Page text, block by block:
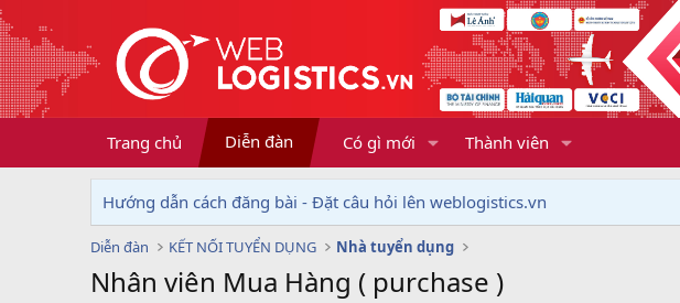
Trang chủ Diễn đàn Có gì mới Thành viên
Hướng dẫn cách đăng bài - Đặt câu hỏi lên weblogistics.vn
Diễn đàn KẾT NỐI TUYỂN DỤNG Nhà tuyển dụng
Nhân viên Mua Hàng ( purchase )